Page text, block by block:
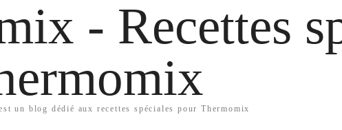
- Recettes
un blog dédié aux recettes spéciales pour Thermomix